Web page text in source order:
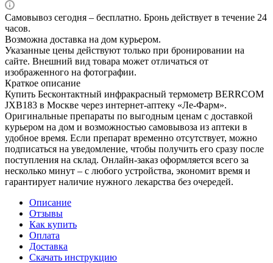
Самовывоз сегодня – бесплатно. Бронь действует в течение 24
часов.
Возможна доставка на дом курьером.
Указанные цены действуют только при бронировании на
сайте. Внешний вид товара может отличаться от
изображенного на фотографии.
Краткое описание
Купить Бесконтактный инфракрасный термометр BERRCOM
JXB183 в Москве через интернет-аптеку «Ле-Фарм».
Оригинальные препараты по выгодным ценам с доставкой
курьером на дом и возможностью самовывоза из аптеки в
удобное время. Если препарат временно отсутствует, можно
подписаться на уведомление, чтобы получить его сразу после
поступления на склад. Онлайн-заказ оформляется всего за
несколько минут – с любого устройства, экономит время и
гарантирует наличие нужного лекарства без очередей.
Описание
Отзывы
Как купить
Оплата
Доставка
Скачать инструкцию